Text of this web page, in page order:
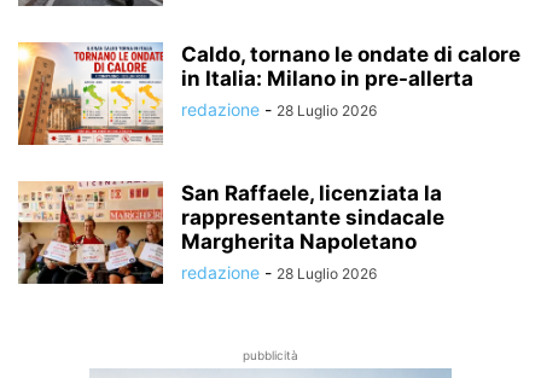
Caldo, tornano le ondate di calore
in Italia: Milano in pre-allerta
redazione - 28 Luglio 2026
San Raffaele, licenziata la
rappresentante sindacale
Margherita Napoletano
redazione - 28 Luglio 2026
pubblicità